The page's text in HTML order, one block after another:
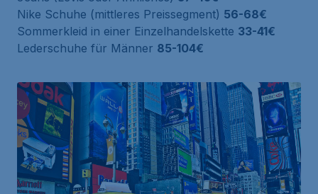
Nike Schuhe (mittleres Preissegment) 56-68€
Sommerkleid in einer Einzelhandelskette 33-41€
Lederschuhe für Männer 85-104€